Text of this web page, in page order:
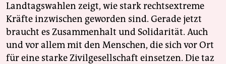
Landtagswahlen zeigt, wie stark rechtsextreme
Kräfte inzwischen geworden sind. Gerade jetzt
braucht es Zusammenhalt und Solidarität. Auch
und vor allem mit den Menschen, die sich vor Ort
für eine starke Zivilgesellschaft einsetzen. Die taz